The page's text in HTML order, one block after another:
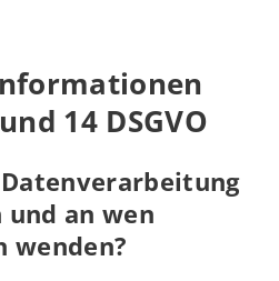
14 DSGVO
an wen
wenden?